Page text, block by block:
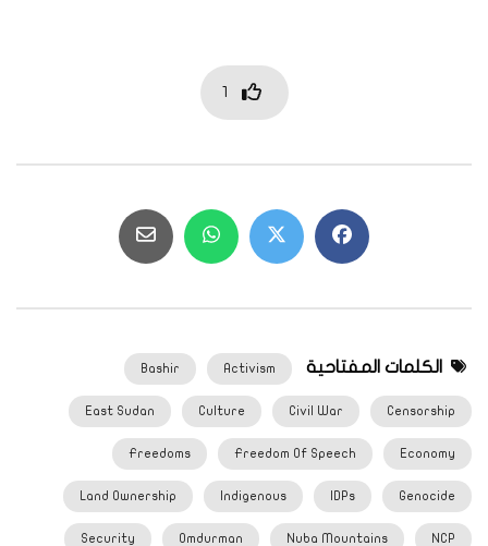
1
الكلمات المفتاحية Activism
Bashir
Censorship
Civil War
Culture
East Sudan
Economy
Freedom Of Speech
Freedoms
Genocide
IDPs
Indigenous
Land Ownership
NCP
Nuba Mountains
Omdurman
Security